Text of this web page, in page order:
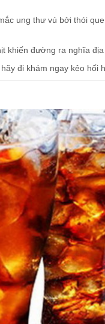
ung thư vú bởi thói
khiến đường ra nghĩa
đi khám ngay kẻo hối